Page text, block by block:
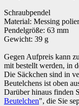
Schraubpendel
Material: Messing
Pendelgröße: 63 mm
Gewicht: 39 g
Gegen Aufpreis kann
mit bestellt werden, in
Die Säckchen sind in
Beutelchens ist oben
Darüber hinaus finden
Beutelchen", die Sie